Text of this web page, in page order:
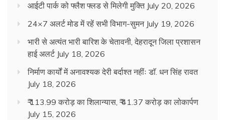
आईटी पार्क को फ्लैश फ्लड से मिलेगी मुक्ति July 20, 2026
24×7 अलर्ट मोड में रहें सभी विभाग-सुमन July 19, 2026
भारी से अत्यंत भारी बारिश के चेतावनी, देहरादून जिला प्रशासन
हाई अलर्ट July 18, 2026
निर्माण कार्यों में अनावश्यक देरी बर्दाश्त नहींः डाॅ. धन सिंह रावत
July 18, 2026
₹ 113.99 करोड़ का शिलान्यास, ₹ 41.37 करोड़ का लोकार्पण
July 15, 2026